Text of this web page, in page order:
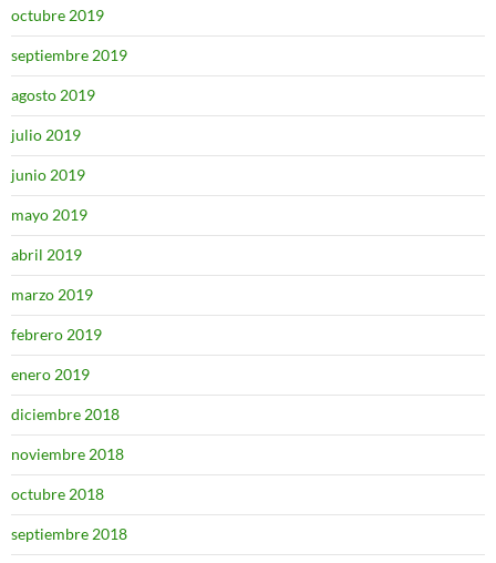
octubre 2019
septiembre 2019
agosto 2019
julio 2019
junio 2019
mayo 2019
abril 2019
marzo 2019
febrero 2019
enero 2019
diciembre 2018
noviembre 2018
octubre 2018
septiembre 2018